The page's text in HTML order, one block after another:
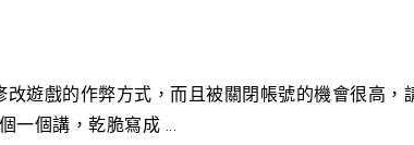
遊戲的作弊方式，而且被關閉帳號的機會很高，
一個講，乾脆寫成 ...